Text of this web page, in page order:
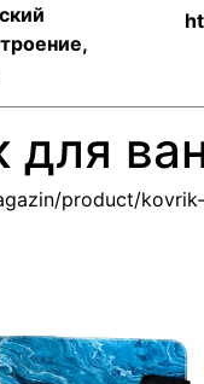
для
product/